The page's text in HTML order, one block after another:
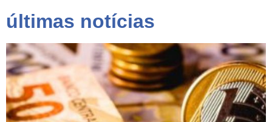
últimas notícias